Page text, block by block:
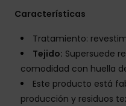
Características
Tratamiento:
Tejido: Supersuede
comodidad con huella
Este producto está
producción y residuos